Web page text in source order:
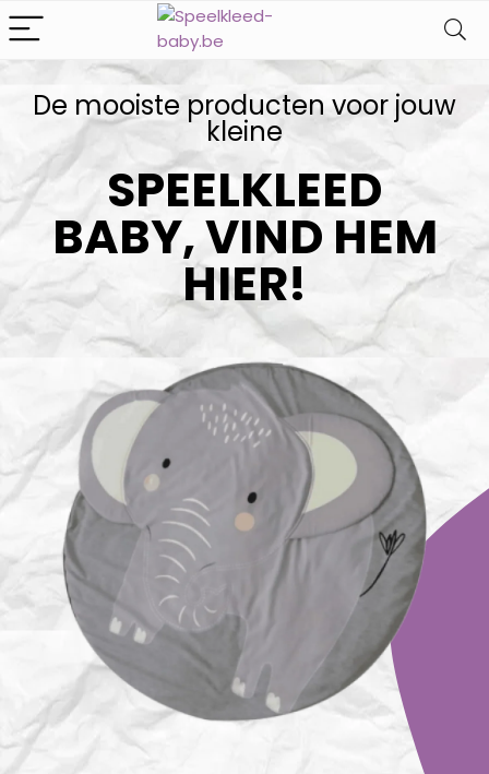
De mooiste producten voor jouw
kleine​
SPEELKLEED
BABY, VIND HEM
HIER!